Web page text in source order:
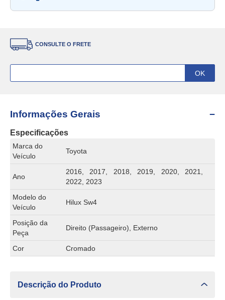
CONSULTE O FRETE
Informações Gerais
Especificações
Marca do
Veículo
Toyota
Ano
2016, 2017, 2018, 2019, 2020, 2021,
2022, 2023
Modelo do
Veículo
Hilux Sw4
Posição da
Peça
Direito (Passageiro), Externo
Cor Cromado
Descrição do Produto